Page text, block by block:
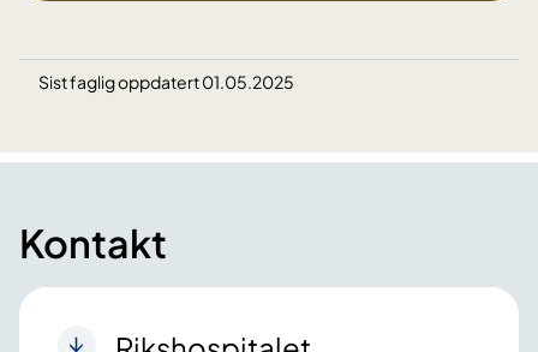
Sist faglig oppdatert 01.05.2025
Kontakt